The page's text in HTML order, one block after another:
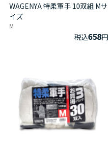
WAGENYA 特柔軍手 10双組 Mサ
イズ
M
税込658円